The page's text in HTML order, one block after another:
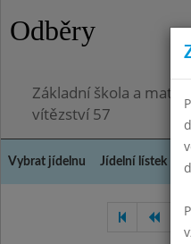
Odběry
Základní škola a
vítězství 57
Vybrat jídelnu Jídelní lístek